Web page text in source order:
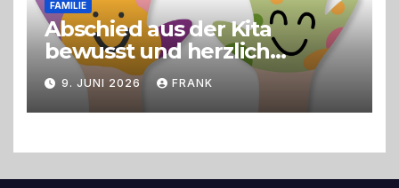
FAMILIE
Abschied aus der Kita
bewusst und herzlich
gestalten
9. JUNI 2026 FRANK